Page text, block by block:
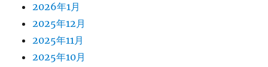
2026年1月
2025年12月
2025年11月
2025年10月